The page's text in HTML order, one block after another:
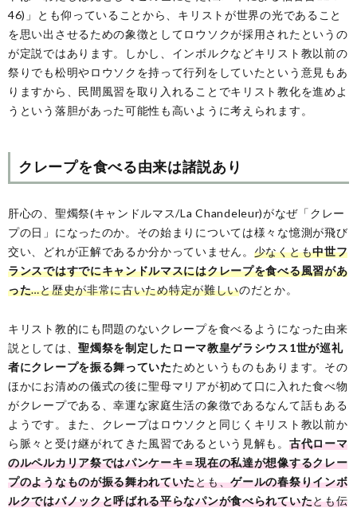
46)」とも仰っていることから、キリストが世界の光であること
を思い出させるための象徴としてロウソクが採用されたというの
が定説ではあります。しかし、インボルクなどキリスト教以前の
祭りでも松明やロウソクを持って行列をしていたという意見もあ
りますから、民間風習を取り入れることでキリスト教化を進めよ
うという落胆があった可能性も高いように考えられます。
クレープを食べる由来は諸説あり
肝心の、聖燭祭(キャンドルマス/La Chandeleur)がなぜ「クレー
プの日」になったのか。その始まりについては様々な憶測が飛び
交い、どれが正解であるか分かっていません。 少なくとも中世フ
ランスではすでにキャンドルマスにはクレープを食べる風習があ
った…と歴史が非常に古いため特定が難しいのだとか。
キリスト教的にも問題のないクレープを食べるようになった由来
説としては、聖燭祭を制定したローマ教皇ゲラシウス1世が巡礼
者にクレープを振る舞っていたためというものもあります。その
ほかにお清めの儀式の後に聖母マリアが初めて口に入れた食べ物
がクレープである、幸運な家庭生活の象徴であるなんて話もある
ようです。また、クレープはロウソクと同じくキリスト教以前か
ら脈々と受け継がれてきた風習であるという見解も。 古代ローマ
のルペルカリア祭ではパンケーキ＝現在の私達が想像するクレー
プのようなものが振る舞われていたとも、ゲールの春祭りインボ
ルクではバノックと呼ばれる平らなパンが食べられていたとも伝